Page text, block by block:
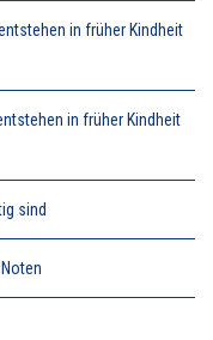
in früher Kindheit
in früher Kindheit
sind